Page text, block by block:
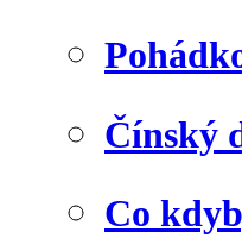
Čínský
Co